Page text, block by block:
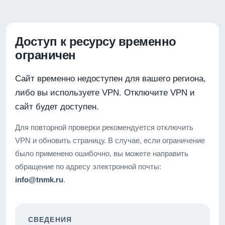
Доступ к ресурсу временно
ограничен
Сайт временно недоступен для вашего региона,
либо вы используете VPN. Отключите VPN и
сайт будет доступен.
Для повторной проверки рекомендуется отключить
VPN и обновить страницу. В случае, если ограничение
было применено ошибочно, вы можете направить
обращение по адресу электронной почты:
info@tnmk.ru.
СВЕДЕНИЯ